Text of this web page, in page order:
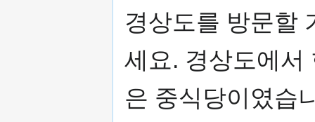
Jump
to
Jump
to
경상도를 방문할
세요. 경상도에서
은 중식당이였습